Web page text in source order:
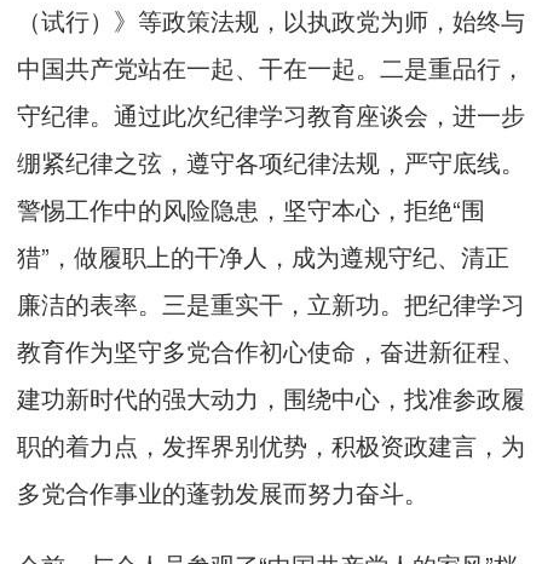
（试行）》等政策法规，以执政党为师，始终与
中国共产党站在一起、干在一起。二是重品行，
守纪律。通过此次纪律学习教育座谈会，进一步
绷紧纪律之弦，遵守各项纪律法规，严守底线。
警惕工作中的风险隐患，坚守本心，拒绝“围
猎”，做履职上的干净人，成为遵规守纪、清正
廉洁的表率。三是重实干，立新功。把纪律学习
教育作为坚守多党合作初心使命，奋进新征程、
建功新时代的强大动力，围绕中心，找准参政履
职的着力点，发挥界别优势，积极资政建言，为
多党合作事业的蓬勃发展而努力奋斗。